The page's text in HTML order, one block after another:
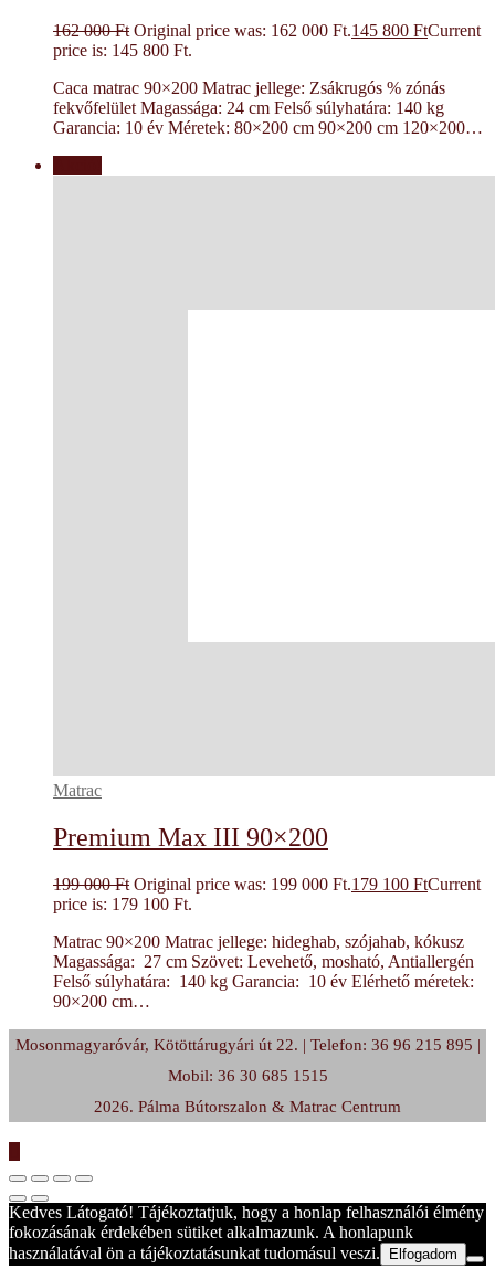
162 000Ft Original price was: 162 000 Ft.145 800 FtCurrent
price is: 145 800 Ft.
Caca matrac 90×200 Matrac jellege: Zsákrugós % zónás
fekvőfelület Magassága: 24 cm Felső súlyhatára: 140 kg
Garancia: 10 év Méretek: 80×200 cm 90×200 cm 120×200…
Matrac
Premium Max III 90×200
199 000Ft Original price was: 199 000 Ft.179 100 FtCurrent
price is: 179 100 Ft.
Matrac 90×200 Matrac jellege: hideghab, szójahab, kókusz
Magassága: 27 cm Szövet: Levehető, mosható, Antiallergén
Felső súlyhatára: 140 kg Garancia: 10 év Elérhető méretek:
90×200 cm…
Mosonmagyaróvár, Kötöttárugyári út 22. | Telefon: 36 96 215 895 |
Mobil: 36 30 685 1515
2026. Pálma Bútorszalon & Matrac Centrum
Kedves Látogató! Tájékoztatjuk, hogy a honlap felhasználói élmény
fokozásának érdekében sütiket alkalmazunk. A honlapunk
használatával ön a tájékoztatásunkat tudomásul veszi.
Elfogadom